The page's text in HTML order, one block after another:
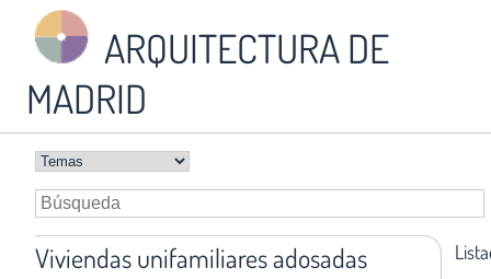
ARQUITECTURA DE
MADRID
Viviendas unifamiliares adosadas